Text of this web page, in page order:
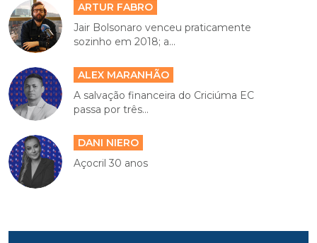
ARTUR FABRO
Jair Bolsonaro venceu praticamente
sozinho em 2018; a...
ALEX MARANHÃO
A salvação financeira do Criciúma EC
passa por três...
DANI NIERO
Açocril 30 anos